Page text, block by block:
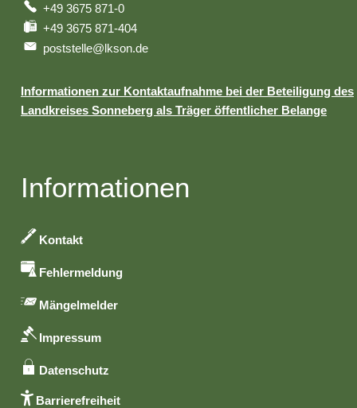
+49 3675 871-0
+49 3675 871-404
poststelle@lkson.de
Informationen zur Kontaktaufnahme bei der Beteiligung des
Landkreises Sonneberg als Träger öffentlicher Belange
Informationen
Kontakt
Fehlermeldung
Mängelmelder
Impressum
Datenschutz
Barrierefreiheit